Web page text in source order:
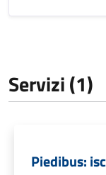
Servizi (1)
Piedibus: